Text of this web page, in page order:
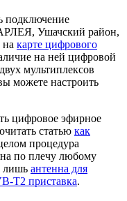
подключение
Ушачский район,
на карте цифрового
на ней цифровой
мультиплексов
можете настроить
цифровое эфирное
статью как
процедура
по плечу любому
лишь антенна для
T2 приставка.